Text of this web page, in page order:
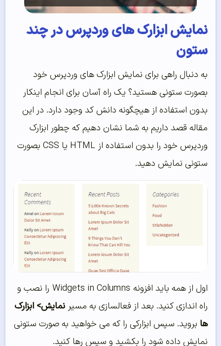
نمایش ابزارک های وردپرس در چند
ستون
به دنبال راهی برای نمایش ابزارک های وردپرس خود
بصورت ستونی هستید؟ یک راه آسان برای انجام اینکار
بدون استفاده از هیچگونه دانش کد وجود دارد. در این
مقاله قصد داریم به شما نشان دهیم که چطور ابزارک
وردپرس خود را بدون استفاده از HTML یا CSS بصورت
ستونی نمایش دهید.
اول از همه باید افزونه Widgets in Columns را نصب و
راه اندازی کنید. بعد از فعالسازی به مسیر نمایش> ابزارک
ها بروید. سپس ابزارکی را که می خواهید به صورت ستونی
نمایش داده شود را بکشید و سپس رها کنید.